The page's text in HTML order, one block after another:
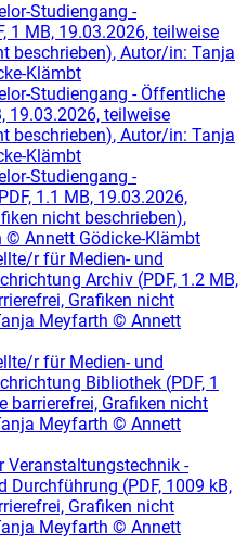
Studiengang -
1 MB, 19.03.2026, teilweise
beschrieben), Autor/in: Tanja
Klämbt
Studiengang - Öffentliche
19.03.2026, teilweise
beschrieben), Autor/in: Tanja
Klämbt
Studiengang -
PDF, 1.1 MB, 19.03.2026,
nicht beschrieben),
© Annett Gödicke-Klämbt
r für Medien- und
Archiv (PDF, 1.2 MB,
Grafiken nicht
Meyfarth © Annett
r für Medien- und
Bibliothek (PDF, 1
barrierefrei, Grafiken nicht
Meyfarth © Annett
-
Durchführung (PDF, 1009 kB,
Grafiken nicht
Meyfarth © Annett